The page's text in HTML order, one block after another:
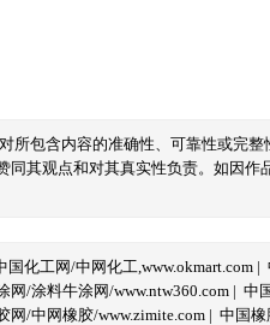
所包含内容的准确性、可靠性或完
其观点和对其真实性负责。如因
国化工网/中网化工,www.okmart.com |
网/涂料牛涂网/www.ntw360.com | 中
网/中网橡胶/www.zimite.com | 中国橡